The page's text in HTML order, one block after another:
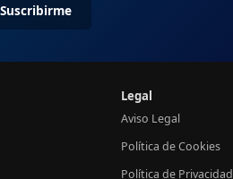
Suscribirme
Legal
Aviso Legal
Política de Cookies
Política de Privacidad